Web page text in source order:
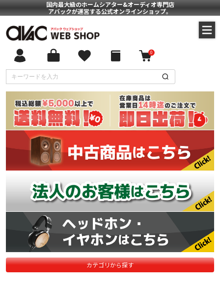
国内最大級のホームシアター&オーディオ専門店
アバックが運営する公式オンラインショップ。
0
カテゴリから探す